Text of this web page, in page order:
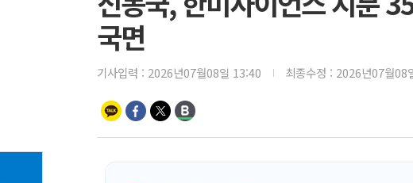
국면
기사입력 : 2026년07월08일 13:40 최종수정 : 2026년07월08